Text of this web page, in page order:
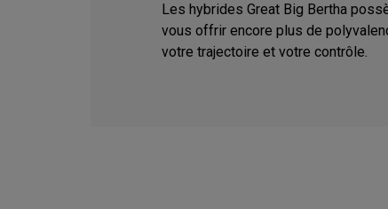
Les hybrides Great Big Bertha
vous offrir encore plus de
votre trajectoire et votre contrôle.